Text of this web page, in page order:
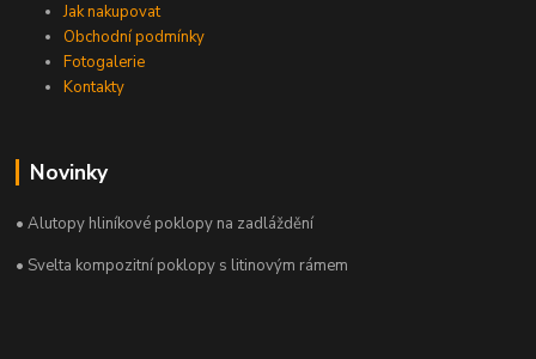
Jak nakupovat
Obchodní podmínky
Fotogalerie
Kontakty
Novinky
• Alutopy hliníkové poklopy na zadláždění
• Svelta kompozitní poklopy s litinovým rámem